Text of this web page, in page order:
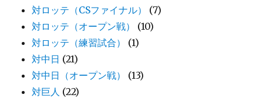
対ロッテ（CSファイナル）
(7)
対ロッテ（オープン戦）
(10)
対ロッテ（練習試合）
(1)
対中日 (21)
対中日（オープン戦）
(13)
対巨人 (22)